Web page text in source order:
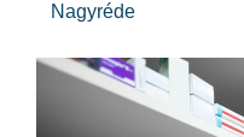
Nagyréde